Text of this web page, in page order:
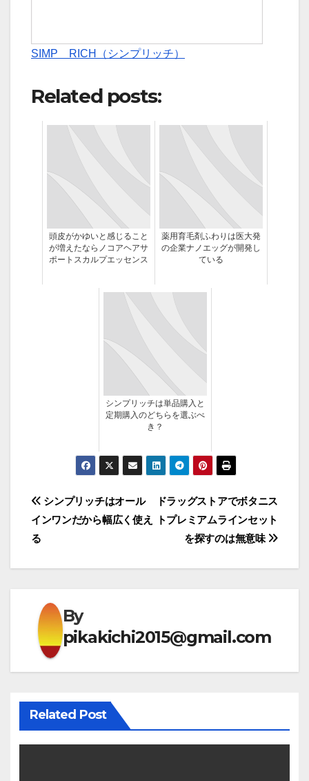
SIMP RICH（シンプリッチ）
Related posts:
頭皮がかゆいと感じること
が増えたならノコアヘアサ
ポートスカルプエッセンス
薬用育毛剤ふわりは医大発
の企業ナノエッグが開発し
ている
シンプリッチは単品購入と
定期購入のどちらを選ぶべ
き？
投
稿
ナ
ゲ
ー
シ
ョ
ン
ドラッグストアでボタニス
トプレミアムラインセット
を探すのは無意味
シンプリッチはオール
インワンだから幅広く使え
る
By
pikakichi2015@gmail.com
Related Post